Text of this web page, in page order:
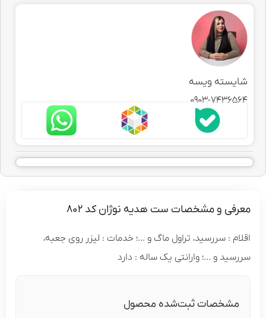
ویسه
0903-
و مشخصات ست هدیه نوژان کد 802
: سررسید، تراول ماگ و ...؛ خدمات : لیزر روی جعبه،
و ...؛ وارانتی یک ساله : دارد
ثبت‌شده محصول